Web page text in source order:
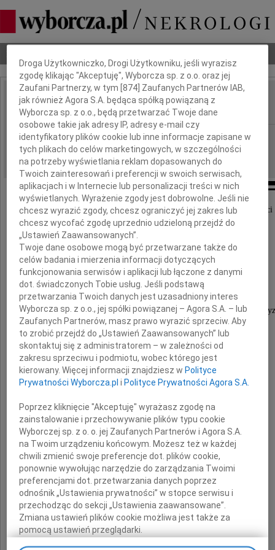
IMIĘ I NAZWISKO: Mariusz Zaremba
REGION: Kielce
DATA EMISJI: 16.06.2010
Ze smutkiem przyjęliśmy wiadomość o śmierci
Mariusza Zaremby
pracownika Wydziału Bezpieczeństwa i Zarządzania
Świętokrzyskiego Urzędu Wojewódzkiego
Rodzinie i Bliskim
składamy wyrazy głębokiego współczucia
Bożentyna Pałka-Koruba
Wojewoda Świętokrzyski
Piotr Żołądek
Wicewojewoda Świętokrzyski
Dbamy o Twoją prywatność
Droga Użytkowniczko, Drogi Użytkowniku, jeśli wyrazisz
zgodę klikając "Akceptuję", Wyborcza sp. z o.o. oraz jej
Zaufani Partnerzy, w tym [874 ] Zaufanych Partnerów IAB,
jak również Agora S.A. będąca spółką powiązaną z
Wyborcza sp. z o.o., będą przetwarzać Twoje dane
osobowe takie jak adresy IP, adresy e-mail czy
identyfikatory plików cookie lub inne informacje zapisane w
tych plikach do celów marketingowych, w szczególności
na potrzeby wyświetlania reklam dopasowanych do
Twoich zainteresowań i preferencji w swoich serwisach,
aplikacjach i w Internecie lub personalizacji treści w nich
wyświetlanych. Wyrażenie zgody jest dobrowolne. Jeśli nie
chcesz wyrazić zgody, chcesz ograniczyć jej zakres lub
chcesz wycofać zgodę uprzednio udzieloną przejdź do
„Ustawień Zaawansowanych”.
Twoje dane osobowe mogą być przetwarzane także do
celów badania i mierzenia informacji dotyczących
funkcjonowania serwisów i aplikacji lub łączone z danymi
dot. świadczonych Tobie usług. Jeśli podstawą
przetwarzania Twoich danych jest uzasadniony interes
Wyborcza sp. z o.o., jej spółki powiązanej – Agora S.A. – lub
Zaufanych Partnerów, masz prawo wyrazić sprzeciw. Aby
to zrobić przejdź do „Ustawień Zaawansowanych” lub
skontaktuj się z administratorem – w zależności od
zakresu sprzeciwu i podmiotu, wobec którego jest
kierowany. Więcej informacji znajdziesz w Polityce
Prywatności Wyborcza.pl i Polityce Prywatności Agora S.A.
Poprzez kliknięcie "Akceptuję" wyrażasz zgodę na
zainstalowanie i przechowywanie plików typu cookie
Wyborczej sp. z o. o. jej Zaufanych Partnerów i Agora S.A.
na Twoim urządzeniu końcowym. Możesz też w każdej
chwili zmienić swoje preferencje dot. plików cookie,
ponownie wywołując narzędzie do zarządzania Twoimi
preferencjami dot. przetwarzania danych poprzez
odnośnik „Ustawienia prywatności” w stopce serwisu i
przechodząc do sekcji „Ustawienia zaawansowane”.
Zmiana ustawień plików cookie możliwa jest także za
pomocą ustawień przeglądarki.